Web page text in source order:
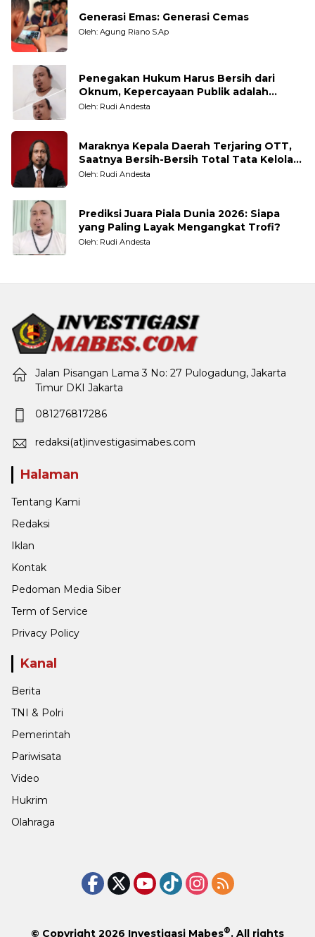
Generasi Emas: Generasi Cemas
Oleh: Agung Riano S.Ap
Penegakan Hukum Harus Bersih dari
Oknum, Kepercayaan Publik adalah
Taruhannya
Oleh: Rudi Andesta
Maraknya Kepala Daerah Terjaring OTT,
Saatnya Bersih-Bersih Total Tata Kelola
Pemerintahan
Oleh: Rudi Andesta
Prediksi Juara Piala Dunia 2026: Siapa
yang Paling Layak Mengangkat Trofi?
Oleh: Rudi Andesta
Jalan Pisangan Lama 3 No: 27 Pulogadung, Jakarta
Timur DKI Jakarta
081276817286
redaksi(at)investigasimabes.com
Halaman
Tentang Kami
Redaksi
Iklan
Kontak
Pedoman Media Siber
Term of Service
Privacy Policy
Kanal
Berita
TNI & Polri
Pemerintah
Pariwisata
Video
Hukrim
Olahraga
© Copyright 2026 Investigasi Mabes®. All rights